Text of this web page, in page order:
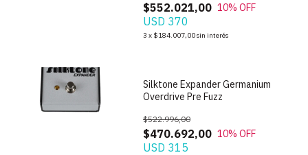
$552.021,00 10% OFF
USD 370
3 x $184.007,00sin interés
Silktone Expander Germanium
Overdrive Pre Fuzz
$470.692,00
$522.996,00
10% OFF
USD 315